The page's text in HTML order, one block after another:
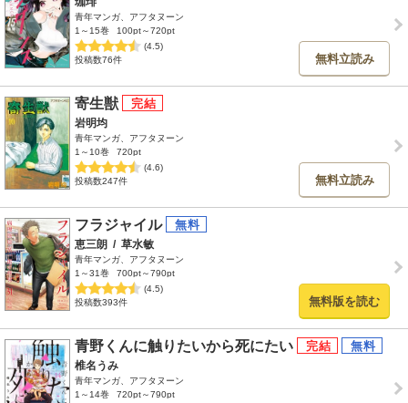
青年マンガ、アフタヌーン
1～15巻
100pt～720pt
(4.5)
投稿数76件
無料立読み
寄生獣
岩明均
青年マンガ、アフタヌーン
1～10巻
720pt
(4.6)
投稿数247件
無料立読み
フラジャイル
恵三朗 / 草水敏
青年マンガ、アフタヌーン
1～31巻
700pt～790pt
(4.5)
投稿数393件
無料版を読む
青野くんに触りたいから死にたい
椎名うみ
青年マンガ、アフタヌーン
1～14巻
720pt～790pt